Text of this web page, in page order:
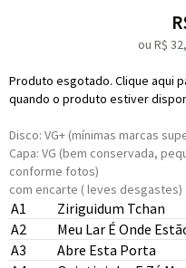
ou R$
Produto esgotado. Clique aqui
quando o produto estiver
Disco: VG+ (mínimas marcas
Capa: VG (bem conservada,
conforme fotos)
com encarte ( leves desgastes)
A1
Ziriguidum Tchan
A2
Meu Lar É Onde
A3
Abre Esta Porta